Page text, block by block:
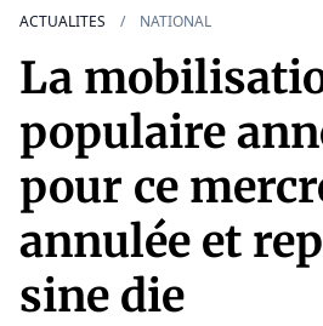
ACTUALITES NATIONAL
La
populaire
pour ce
annulée et
sine die